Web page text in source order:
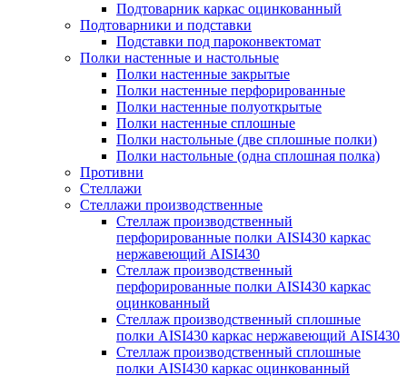
Подтоварник каркас оцинкованный
Подтоварники и подставки
Подставки под пароконвектомат
Полки настенные и настольные
Полки настенные закрытые
Полки настенные перфорированные
Полки настенные полуоткрытые
Полки настенные сплошные
Полки настольные (две сплошные полки)
Полки настольные (одна сплошная полка)
Противни
Стеллажи
Стеллажи производственные
Стеллаж производственный
перфорированные полки AISI430 каркас
нержавеющий AISI430
Стеллаж производственный
перфорированные полки AISI430 каркас
оцинкованный
Стеллаж производственный сплошные
полки AISI430 каркас нержавеющий AISI430
Стеллаж производственный сплошные
полки AISI430 каркас оцинкованный